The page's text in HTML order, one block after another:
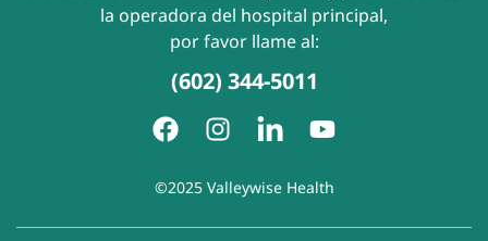
la operadora del hospital principal,
por favor llame al:
(602) 344-5011
©2025 Valleywise Health